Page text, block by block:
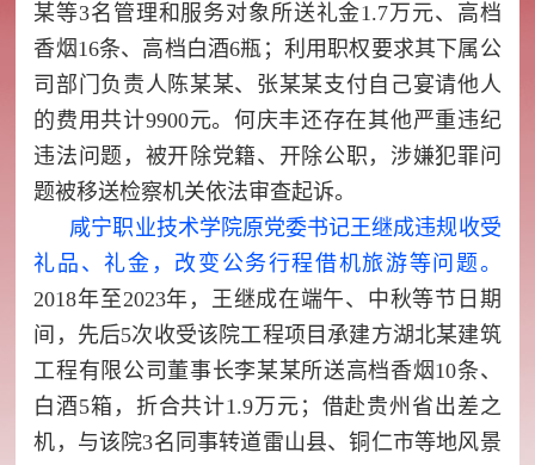
某等3名管理和服务对象所送礼金1.7万元、高档
香烟16条、高档白酒6瓶；利用职权要求其下属公
司部门负责人陈某某、张某某支付自己宴请他人
的费用共计9900元。何庆丰还存在其他严重违纪
违法问题，被开除党籍、开除公职，涉嫌犯罪问
题被移送检察机关依法审查起诉。
咸宁职业技术学院原党委书记王继成违规收受
礼品、礼金，改变公务行程借机旅游等问题。
2018年至2023年，王继成在端午、中秋等节日期
间，先后5次收受该院工程项目承建方湖北某建筑
工程有限公司董事长李某某所送高档香烟10条、
白酒5箱，折合共计1.9万元；借赴贵州省出差之
机，与该院3名同事转道雷山县、铜仁市等地风景